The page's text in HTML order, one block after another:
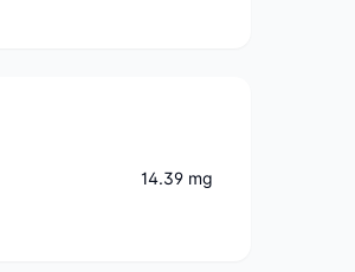
14.39 mg